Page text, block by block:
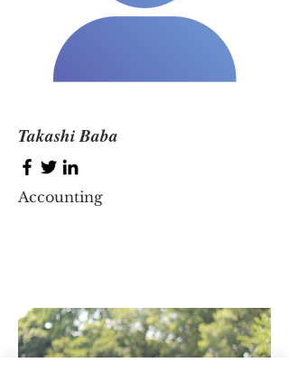
Takashi Baba
Accounting